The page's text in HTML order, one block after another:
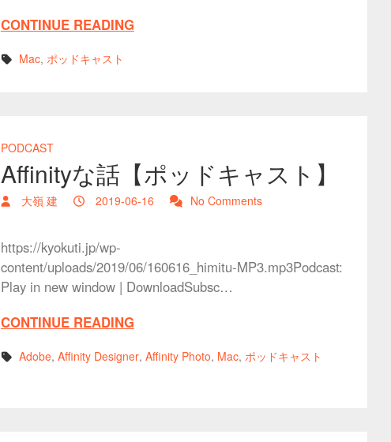
CONTINUE READING
Mac, ポッドキャスト
PODCAST
Affinityな話【ポッドキャスト】
大嶺 建 2019-06-16 No Comments
https://kyokuti.jp/wp-
content/uploads/2019/06/160616_himitu-MP3.mp3Podcast:
Play in new window | DownloadSubsc…
CONTINUE READING
Adobe, Affinity Designer, Affinity Photo, Mac, ポッドキャスト